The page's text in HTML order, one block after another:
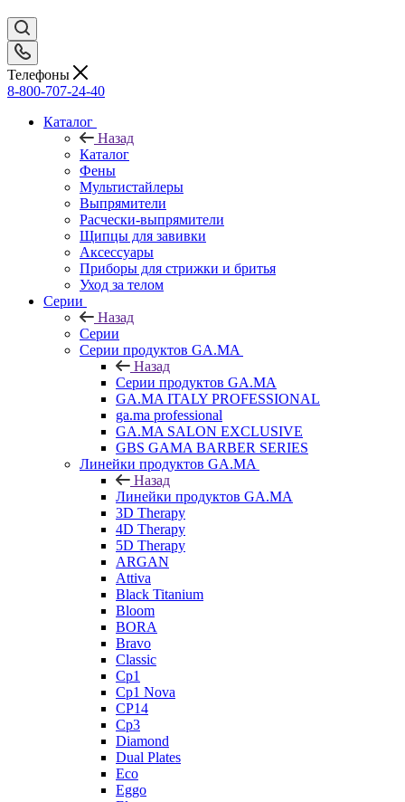
Телефоны
8-800-707-24-40
Каталог
Назад
Каталог
Фены
Мультистайлеры
Выпрямители
Расчески-выпрямители
Щипцы для завивки
Аксессуары
Приборы для стрижки и бритья
Уход за телом
Серии
Назад
Серии
Серии продуктов GA.MA
Назад
Серии продуктов GA.MA
GA.MA ITALY PROFESSIONAL
ga.ma professional
GA.MA SALON EXCLUSIVE
GBS GAMA BARBER SERIES
Линейки продуктов GA.MA
Назад
Линейки продуктов GA.MA
3D Therapy
4D Therapy
5D Therapy
ARGAN
Attiva
Black Titanium
Bloom
BORA
Bravo
Classic
Cp1
Cp1 Nova
CP14
Cp3
Diamond
Dual Plates
Eco
Eggo